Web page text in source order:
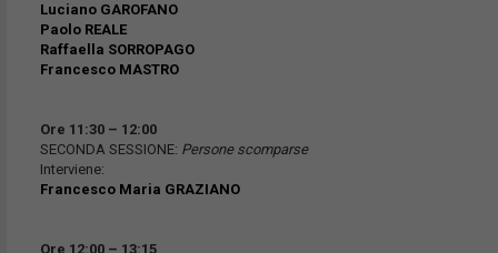
Luciano GAROFANO
Paolo REALE
Raffaella SORROPAGO
Francesco MASTRO
Ore 11:30 – 12:00
SECONDA SESSIONE: Persone scomparse
Interviene:
Francesco Maria GRAZIANO
Ore 12:00 – 13:15